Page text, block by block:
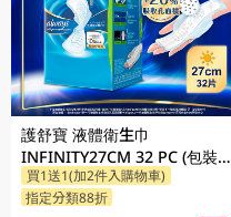
護舒寶 液體衛生巾
INFINITY27CM 32 PC (包裝隨
機發放)
買1送1(加2件入購物車)
指定分類88折